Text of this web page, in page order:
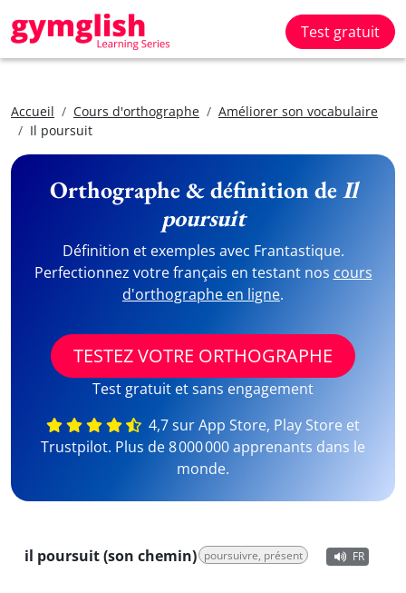
Test gratuit
Accueil Cours d'orthographe
Améliorer son vocabulaire
Il poursuit
Orthographe & définition deIl
poursuit
Définition et exemples avec Frantastique.
Perfectionnez votre français en testant nos cours
d'orthographe en ligne.
TESTEZ VOTRE ORTHOGRAPHE
Test gratuit et sans engagement
4,7 sur App Store, Play Store et
Trustpilot. Plus de 8 000 000 apprenants dans le
monde.
il poursuit (son chemin) poursuivre, présent FR